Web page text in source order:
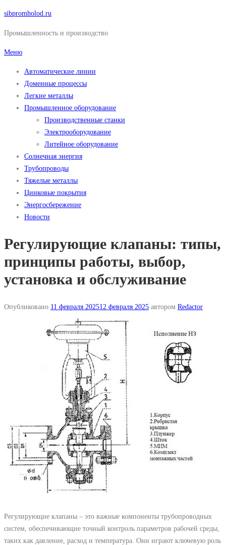
Перейти
содержимому
sibpromholod.ru
Промышленность и производство
Меню
Автоматические линии
Доменные процессы
Легкие металлы
Промышленное оборудование
Производственные станки
Электрооборудование
Литейное оборудование
Солнечная энергия
Трубопроводы
Тяжелые металлы
Цинковые покрытия
Энергосбережение
Новости
Регулирующие клапаны: типы,
принципы работы, выбор,
установка и обслуживание
Опубликовано 11 февраля 202512 февраля 2025 автором Redactor
Регулирующие клапаны – это важные компоненты трубопроводных
систем, обеспечивающие точный контроль параметров рабочей среды,
таких как давление, расход и температура. Они играют ключевую роль